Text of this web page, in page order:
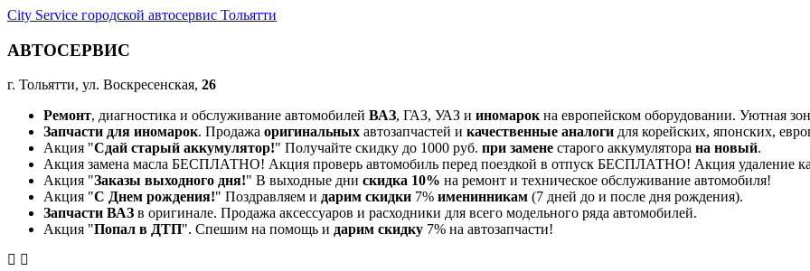
City Service городской автосервис Тольятти
АВТОСЕРВИС
г. Тольятти, ул. Воскресенская, 26
Ремонт, диагностика и обслуживание автомобилей ВАЗ, ГАЗ, УАЗ и иномарокна европейском оборудовании. Уютная
Запчасти для иномарок. Продажа оригинальных автозапчастей и качественные аналоги для корейских, японских,
Акция "Сдай старый аккумулятор!" Получайте скидку до 1000 руб. при замене старого аккумулятора на новый.
Акция замена масла БЕСПЛАТНО! Акция проверь автомобиль перед поездкой в отпуск БЕСПЛАТНО! Акция удаление
Акция "Заказы выходного дня!" В выходные дни скидка 10% на ремонт и техническое обслуживание автомобиля!
Акция "С Днем рождения!" Поздравляем и дарим скидки 7% именинникам (7 дней до и после дня рождения).
Запчасти ВАЗ в оригинале. Продажа аксессуаров и расходники для всего модельного ряда автомобилей.
Акция "Попал в ДТП". Спешим на помощь и дарим скидку 7% на автозапчасти!